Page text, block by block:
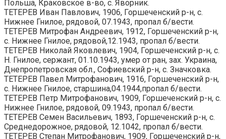
Польша, Краковское в-во, с. Яворник.
ТЕТЕРЕВ Иван Павлович, 1906, Горшеченский р-н, с.
Нижнее Гнилое, рядовой, 07.1943, пропал б/вести.
ТЕТЕРЕВ Митрофан Андреевич, 1912, Горшеченский р-н,
с. Нижнее Гнилое, рядовой,12.1943, пропал б/вести.
ТЕТЕРЕВ Николай Яковлевич, 1904, Горшеченский р-н, с.
Н. Гнилое, сержант, 01.10.1943, умер от ран, зах. Украина,
Днепропетровская обл., Софиевский р-н, с. Значковка.
ТЕТЕРЕВ Павел Митрофанович, 1916, Горшеченский р-н,
с. Нижнее Гнилое, старшина,04.1944,пропал б/вести.
ТЕТЕРЕВ Петр Митрофанович, 1909, Горшеченский р-н, с.
Нижнее Гнилое, рядовой, 09.1943, пропал б/вести.
ТЕТЕРЕВ Семен Васильевич, 1893, Горшеченский р-н, с.
Среднедорожное, рядовой, 12.1042, пропал б/вести.
ТЕТЕРЕВ Степан Митрофанович, 1909, Горшеченский р-н,